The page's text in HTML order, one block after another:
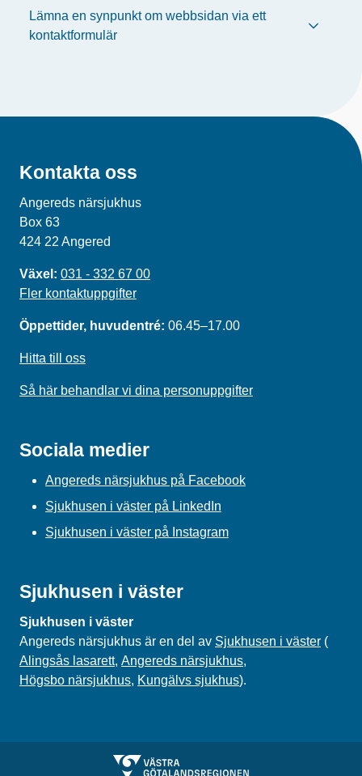
Lämna en synpunkt om webbsidan via ett
kontaktformulär
Kontakta oss
Angereds närsjukhus
Box 63
424 22 Angered
Växel: 031 - 332 67 00
Fler kontaktuppgifter
Öppettider, huvudentré: 06.45–17.00
Hitta till oss
Så här behandlar vi dina personuppgifter
Sociala medier
Angereds närsjukhus på Facebook
Sjukhusen i väster på LinkedIn
Sjukhusen i väster på Instagram
Sjukhusen i väster
Sjukhusen i väster
Angereds närsjukhus är en del av Sjukhusen i väster (
Alingsås lasarett, Angereds närsjukhus,
Högsbo närsjukhus, Kungälvs sjukhus).